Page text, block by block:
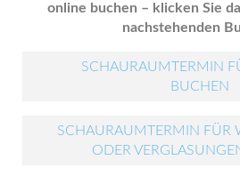
online buchen – klicken Sie
nachstehenden
SCHAURAUMTERMIN
BUCHEN
SCHAURAUMTERMIN FÜR
ODER